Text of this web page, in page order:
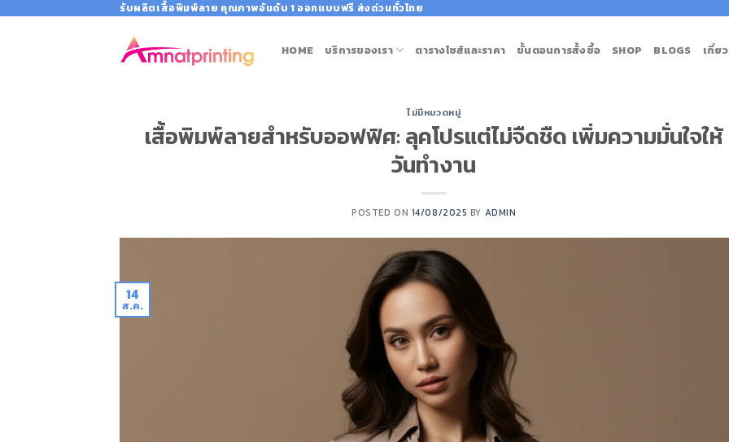
รับผลิตเสื้อพิมพ์ลาย คุณภาพอันดับ 1 ออกแบบฟรี ส่งด่วนทั่วไทย
HOME บริการของเรา ตารางไซส์และราคา ขั้นตอนการสั้งซื้อ SHOP BLOGS เกี่ย
ไม่มีหมวดหมู่
เสื้อพิมพ์ลายสำหรับออฟฟิศ: ลุคโปรแต่ไม่จืดชืด เพิ่มความมั่นใจให้
วันทำงาน
POSTED ON 14/08/2025 BY ADMIN
14
ส.ค.